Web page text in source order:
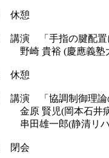
休憩
講演 「手指の腱配置
裕 (慶應義塾
休憩
講演 「協調制御理論
児(岡本石井病
郎(静清リハビリ
閉会